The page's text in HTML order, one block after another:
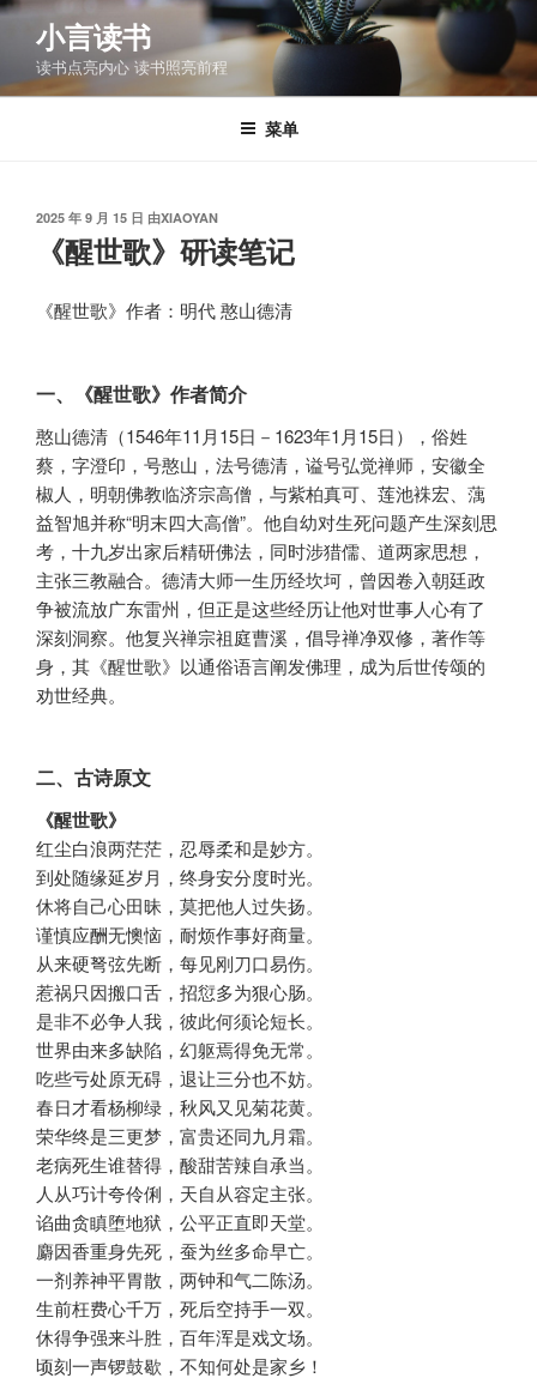
跳
容
小言读书
读书点亮内心 读书照亮前程
菜单
发
2025 年 9 月 15 日 由XIAOYAN
《醒世歌》研读笔记
《醒世歌》作者：明代 憨山德清
一、《醒世歌》作者简介
憨山德清（1546年11月15日－1623年1月15日），俗姓
蔡，字澄印，号憨山，法号德清，谥号弘觉禅师，安徽全
椒人，明朝佛教临济宗高僧，与紫柏真可、莲池袾宏、蕅
益智旭并称“明末四大高僧”。他自幼对生死问题产生深刻思
考，十九岁出家后精研佛法，同时涉猎儒、道两家思想，
主张三教融合。德清大师一生历经坎坷，曾因卷入朝廷政
争被流放广东雷州，但正是这些经历让他对世事人心有了
深刻洞察。他复兴禅宗祖庭曹溪，倡导禅净双修，著作等
身，其《醒世歌》以通俗语言阐发佛理，成为后世传颂的
劝世经典。
二、古诗原文
《醒世歌》
红尘白浪两茫茫，忍辱柔和是妙方。
到处随缘延岁月，终身安分度时光。
休将自己心田昧，莫把他人过失扬。
谨慎应酬无懊恼，耐烦作事好商量。
从来硬弩弦先断，每见刚刀口易伤。
惹祸只因搬口舌，招愆多为狠心肠。
是非不必争人我，彼此何须论短长。
世界由来多缺陷，幻躯焉得免无常。
吃些亏处原无碍，退让三分也不妨。
春日才看杨柳绿，秋风又见菊花黄。
荣华终是三更梦，富贵还同九月霜。
老病死生谁替得，酸甜苦辣自承当。
人从巧计夸伶俐，天自从容定主张。
谄曲贪瞋堕地狱，公平正直即天堂。
麝因香重身先死，蚕为丝多命早亡。
一剂养神平胃散，两钟和气二陈汤。
生前枉费心千万，死后空持手一双。
休得争强来斗胜，百年浑是戏文场。
顷刻一声锣鼓歇，不知何处是家乡！